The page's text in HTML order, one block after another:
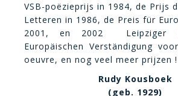
VSB-poëzieprijs in 1984, de Prijs
Letteren in 1986, de Preis für
2001, en 2002  Leipziger
Europäischen Verständigung
oeuvre, en nog veel meer prijzen !
Rudy Kousboek
(geb. 1929)